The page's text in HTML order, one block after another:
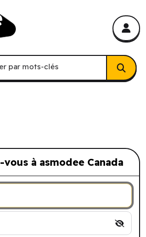
par mots-clés
par mots-clés
vous à asmodee Canada
à asmodee Canada